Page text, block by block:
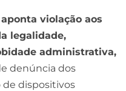
aponta violação aos
legalidade,
administrativa,
denúncia dos
dispositivos